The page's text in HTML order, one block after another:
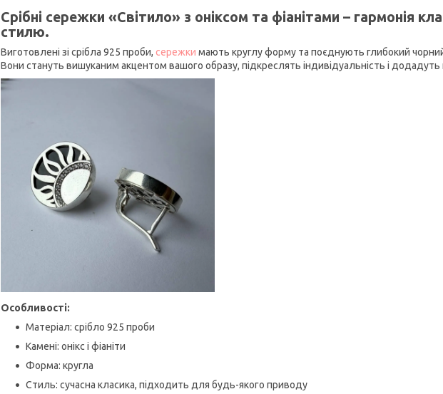
Срібні сережки «Світило» з оніксом та фіанітами – гармонія
стилю.
Виготовлені зі срібла 925 проби, сережки мають круглу форму та поєднують глибокий чорний
Вони стануть вишуканим акцентом вашого образу, підкреслять індивідуальність і додадуть
Особливості:
Матеріал: срібло 925 проби
Камені: онікс і фіаніти
Форма: кругла
Стиль: сучасна класика, підходить для будь-якого приводу